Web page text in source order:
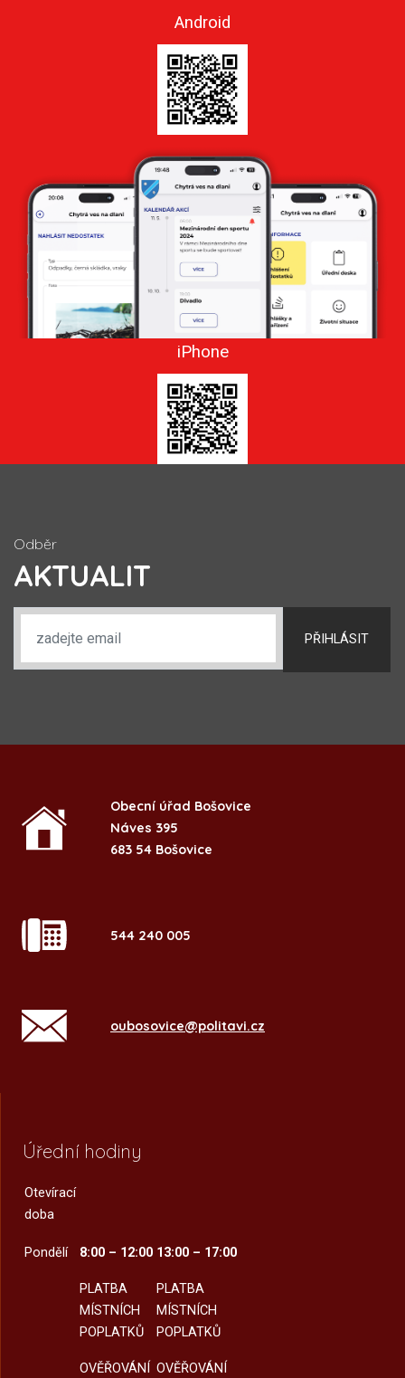
Android
iPhone
Odběr
AKTUALIT
PŘIHLÁSIT
Obecní úřad Bošovice
Náves 395
683 54 Bošovice
544 240 005
oubosovice@politavi.cz
Úřední hodiny
Otevírací
doba
Pondělí 8:00 – 12:00
PLATBA
MÍSTNÍCH
POPLATKŮ
OVĚŘOVÁNÍ
13:00 – 17:00
PLATBA
MÍSTNÍCH
POPLATKŮ
OVĚŘOVÁNÍ